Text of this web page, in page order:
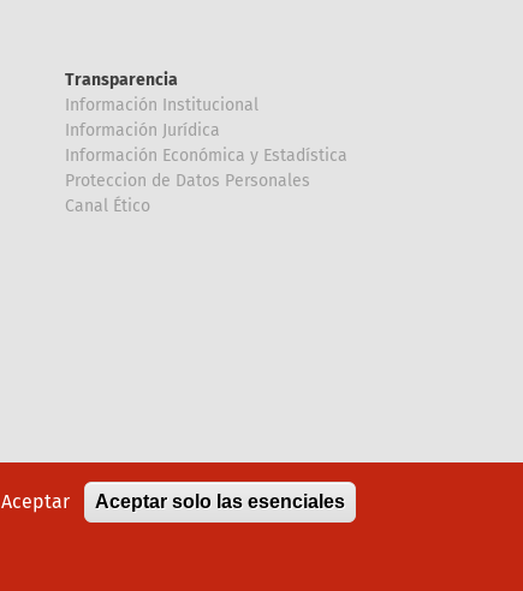
Transparencia
Información Institucional
Información Jurídica
Información Económica y Estadística
Proteccion de Datos Personales
Canal Ético
Aceptar Aceptar solo las esenciales